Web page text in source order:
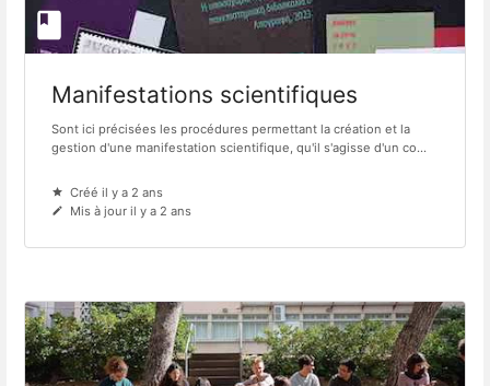
Manifestations scientifiques
Sont ici précisées les procédures permettant la création et la
gestion d'une manifestation scientifique, qu'il s'agisse d'un co...
Créé il y a 2 ans
Mis à jour il y a 2 ans